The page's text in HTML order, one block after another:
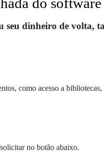
do software
dinheiro de volta,
como acesso a
no botão abaixo.